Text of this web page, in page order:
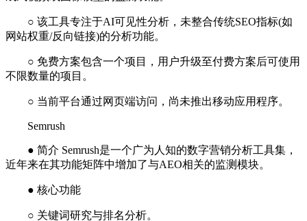
○ 该工具专注于AI可见性分析，未整合传统SEO指标(如
网站权重/反向链接)的分析功能。
○ 免费方案包含一个项目，用户升级至付费方案后可使用
不限数量的项目。
○ 当前平台通过网页端访问，尚未推出移动应用程序。
Semrush
● 简介 Semrush是一个广为人知的数字营销分析工具集，
近年来在其功能矩阵中增加了与AEO相关的监测模块。
● 核心功能
○ 关键词研究与排名分析。